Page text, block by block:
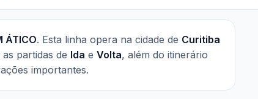
ÁTICO. Esta linha opera na cidade de Curitiba
as partidas de Ida e Volta, além do itinerário
importantes.